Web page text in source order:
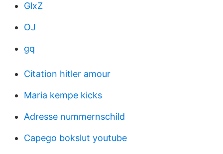
GlxZ
OJ
gq
Citation hitler amour
Maria kempe kicks
Adresse nummernschild
Capego bokslut youtube